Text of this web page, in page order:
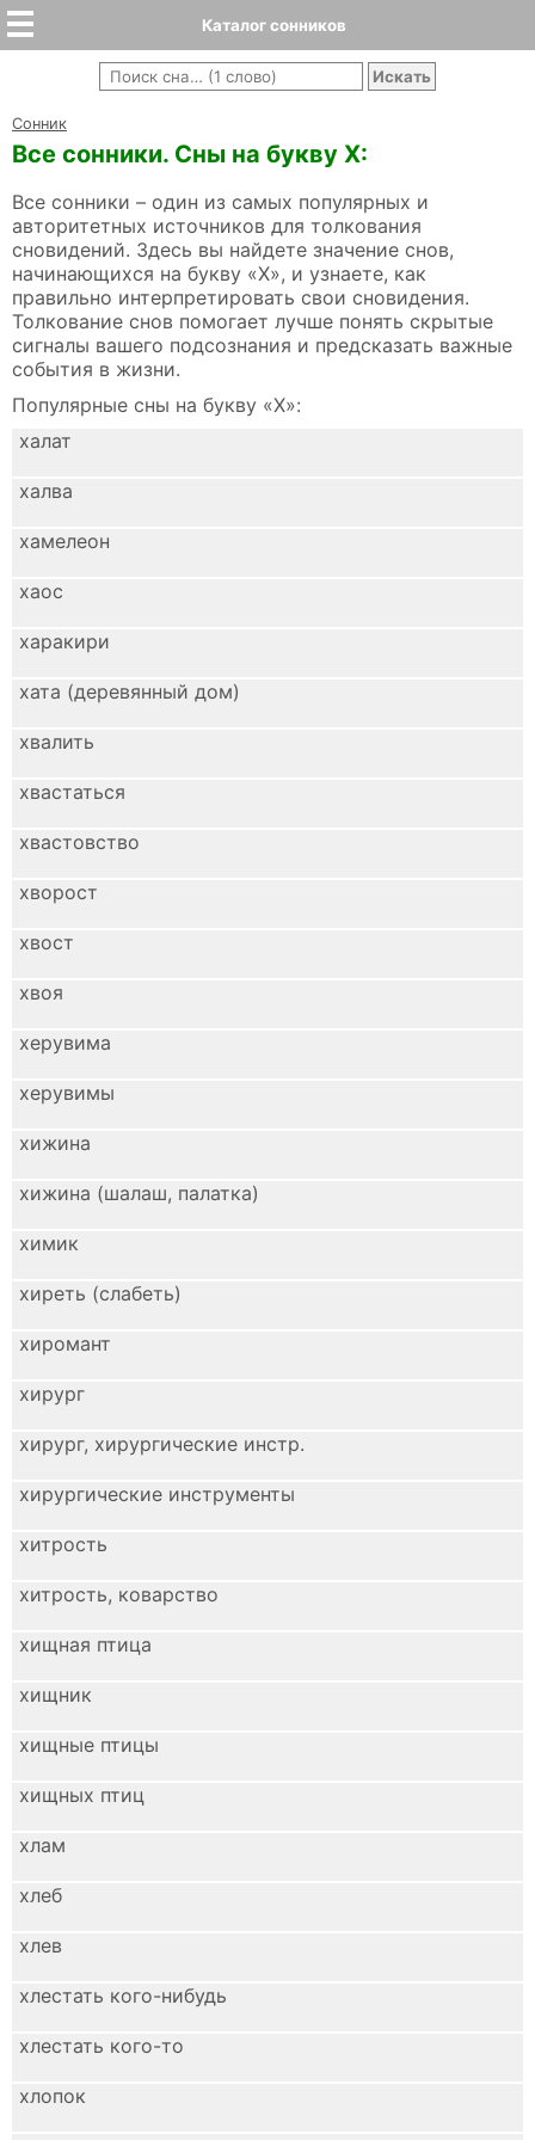
Каталог сонников
Cонник
Все сонники. Сны на букву Х:
Все сонники – один из самых популярных и
авторитетных источников для толкования
сновидений. Здесь вы найдете значение снов,
начинающихся на букву «Х», и узнаете, как
правильно интерпретировать свои сновидения.
Толкование снов помогает лучше понять скрытые
сигналы вашего подсознания и предсказать важные
события в жизни.
Популярные сны на букву «Х»:
халат
халва
хамелеон
хаос
харакири
хата (деревянный дом)
хвалить
хвастаться
хвастовство
хворост
хвост
хвоя
херувима
херувимы
хижина
хижина (шалаш, палатка)
химик
хиреть (слабеть)
хиромант
хирург
хирург, хирургические инстр.
хирургические инструменты
хитрость
хитрость, коварство
хищная птица
хищник
хищные птицы
хищных птиц
хлам
хлеб
хлев
хлестать кого-нибудь
хлестать кого-то
хлопок